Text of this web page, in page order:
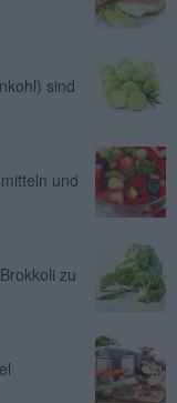
sind
und
zu